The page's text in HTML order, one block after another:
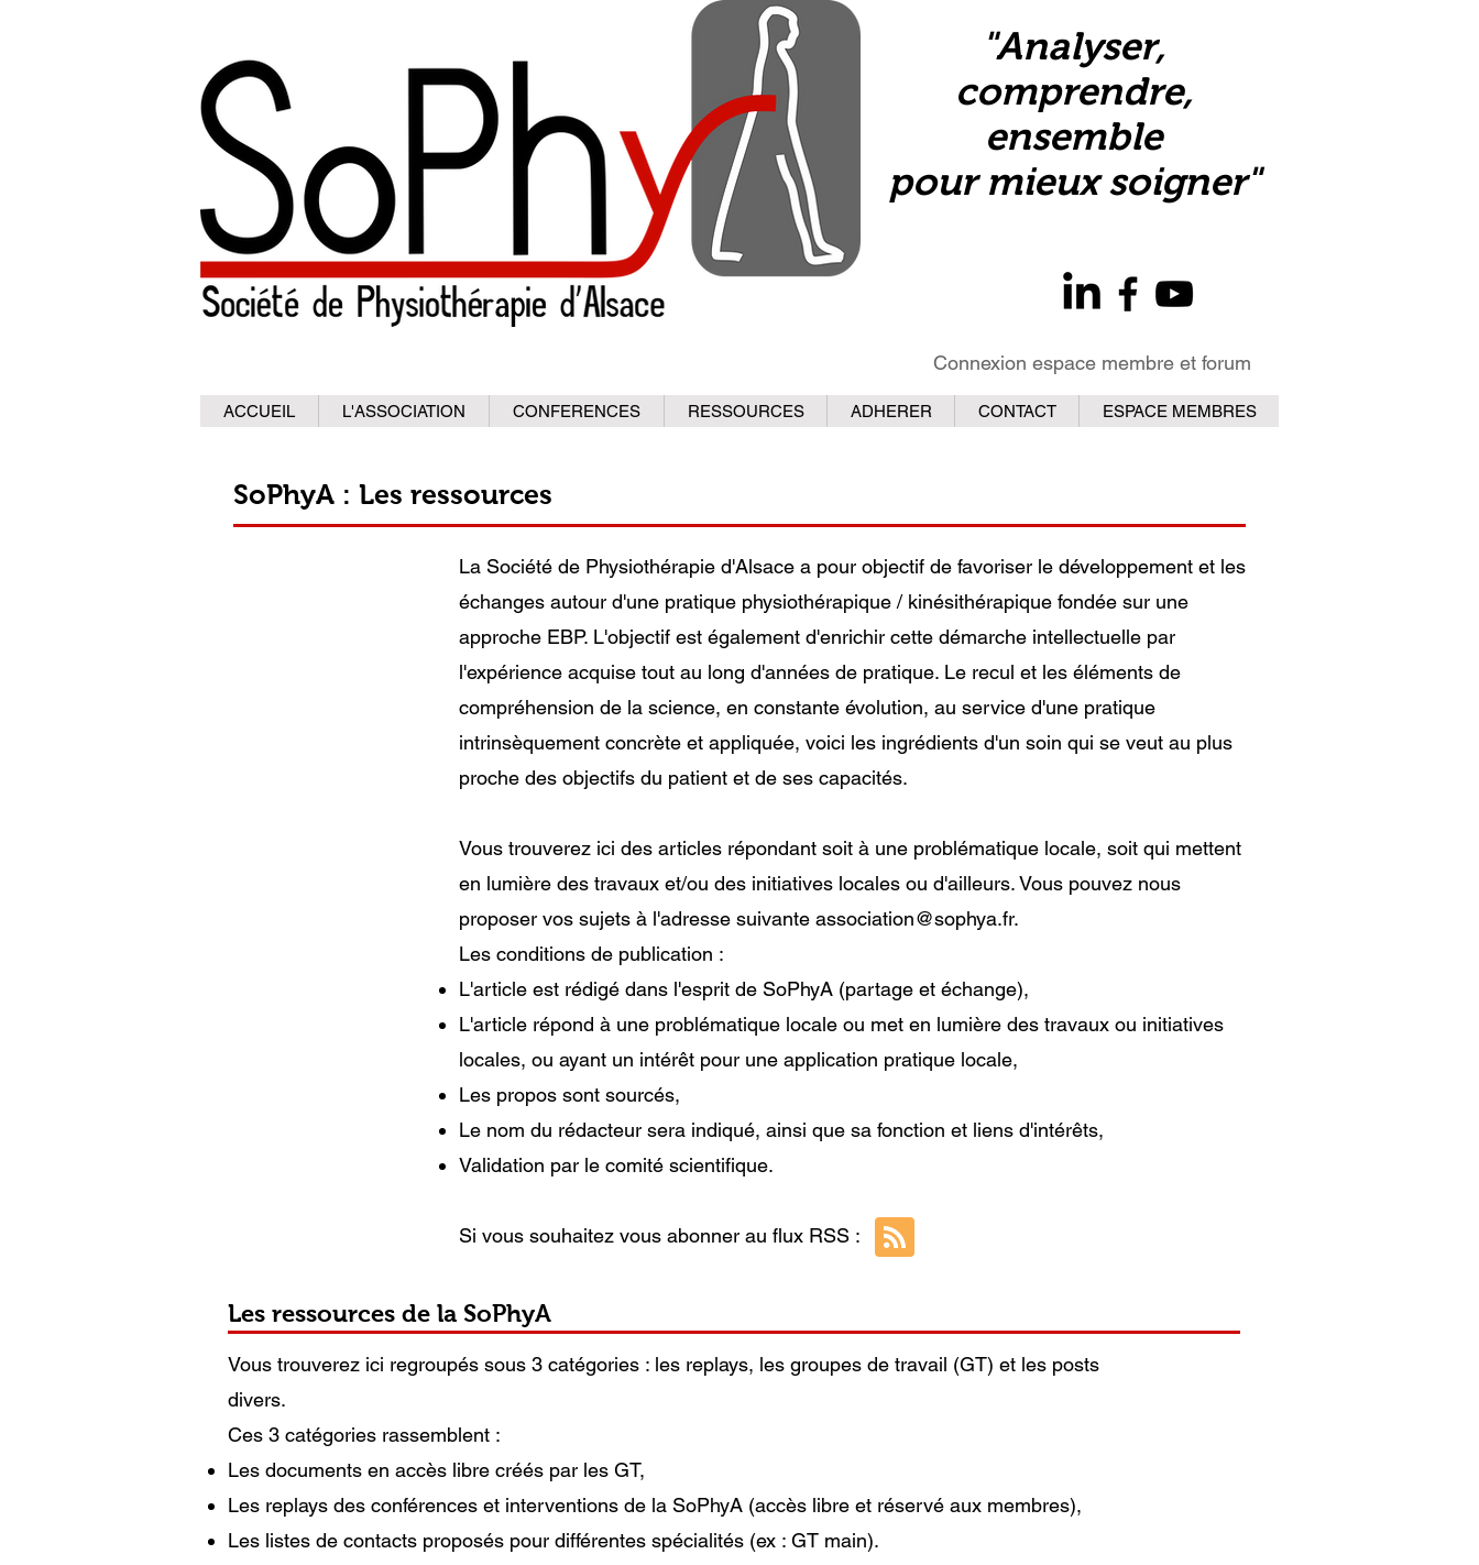
"Analyser,
comprendre,
ensemble
pour mieux soigner"
Connexion espace membre et forum
ACCUEIL L'ASSOCIATION CONFERENCES RESSOURCES ADHERER CONTACT ESPACE MEMBRES
SoPhyA : Les ressources
La Société de Physiothérapie d'Alsace a pour objectif de favoriser le développement et les
échanges autour d'une pratique physiothérapique / kinésithérapique fondée sur une
approche EBP. L'objectif est également d'enrichir cette démarche intellectuelle par
l'expérience acquise tout au long d'années de pratique. Le recul et les éléments de
compréhension de la science, en constante évolution, au service d'une pratique
intrinsèquement concrète et appliquée, voici les ingrédients d'un soin qui se veut au plus
proche des objectifs du patient et de ses capacités.
Vous trouverez ici des articles répondant soit à une problématique locale, soit qui mettent
en lumière des travaux et/ou des initiatives locales ou d'ailleurs. Vous pouvez nous
proposer vos sujets à l'adresse suivante association@sophya.fr.
Les conditions de publication :
L'article est rédigé dans l'esprit de SoPhyA (partage et échange),
L'article répond à une problématique locale ou met en lumière des travaux ou initiatives
locales, ou ayant un intérêt pour une application pratique locale,
Les propos sont sourcés,
Le nom du rédacteur sera indiqué, ainsi que sa fonction et liens d'intérêts,
Validation par le comité scientifique.
Si vous souhaitez vous abonner au flux RSS :
Les ressources de la SoPhyA
Vous trouverez ici regroupés sous 3 catégories : les replays, les groupes de travail (GT) et les posts
divers.
Ces 3 catégories rassemblent :
Les documents en accès libre créés par les GT,
Les replays des conférences et interventions de la SoPhyA (accès libre et réservé aux membres),
Les listes de contacts proposés pour différentes spécialités (ex : GT main).